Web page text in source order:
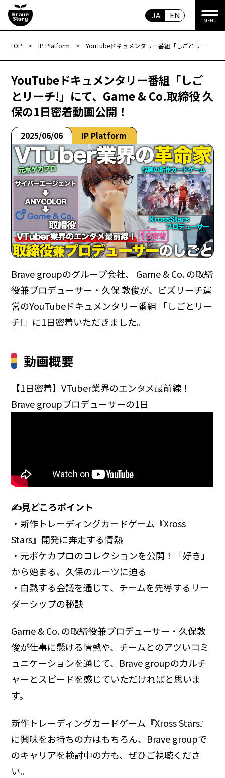
EN
JA
MENU
TOP > IP Platform >
YouTubeドキュメンタリー番組「しごとリー
着動画公開！
YouTubeドキュメンタリー番組「しご
とリーチ!」にて、Game & Co.取締役 久
保の1日密着動画公開！
2025/06/06 IP Platform
Brave groupのグループ会社、 Game & Co. の取締
役兼プロデューサー・久保 敦俊が、ビズリーチ運
営のYouTubeドキュメンタリー番組 「しごとリー
チ!」に1日密着いただきました。
動画概要
【1日密着】VTuber業界のエンタメ最前線！
Brave groupプロデューサーの1日
✍見どころポイント
・新作トレーディングカードゲーム『Xross
Stars』開発に奔走する情熱
・元ポケカプロのコレクションを公開！「好き」
から始まる、久保のルーツに迫る
・白熱する会議を通じて、チームを先導するリー
ダーシップの秘訣
Game & Co. の取締役兼プロデューサー・久保敦
俊が仕事に懸ける情熱や、チームとのアツいコミ
ュニケーションを通じて、Brave groupのカルチ
ャーとスピードを感じていただければと思いま
す。
新作トレーディングカードゲーム『Xross Stars』
に興味をお持ちの方はもちろん、Brave groupで
のキャリアを検討中の方も、ぜひご視聴くださ
い。